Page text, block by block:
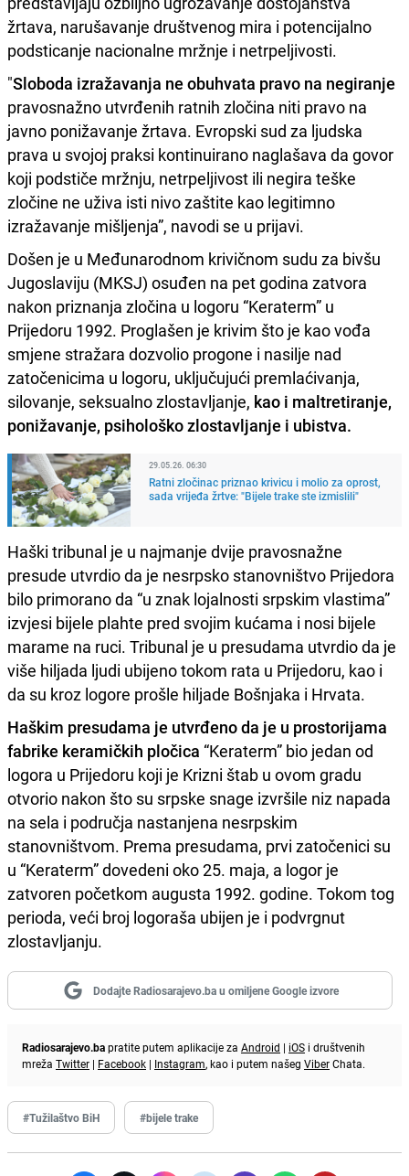
žrtava, narušavanje društvenog mira i potencijalno
podsticanje nacionalne mržnje i netrpeljivosti.
"Sloboda izražavanja ne obuhvata pravo na negiranje
pravosnažno utvrđenih ratnih zločina niti pravo na
javno ponižavanje žrtava. Evropski sud za ljudska
prava u svojoj praksi kontinuirano naglašava da govor
koji podstiče mržnju, netrpeljivost ili negira teške
zločine ne uživa isti nivo zaštite kao legitimno
izražavanje mišljenja”, navodi se u prijavi.
Došen je u Međunarodnom krivičnom sudu za bivšu
Jugoslaviju (MKSJ) osuđen na pet godina zatvora
nakon priznanja zločina u logoru “Keraterm” u
Prijedoru 1992. Proglašen je krivim što je kao vođa
smjene stražara dozvolio progone i nasilje nad
zatočenicima u logoru, uključujući premlaćivanja,
silovanje, seksualno zlostavljanje, kao i maltretiranje,
ponižavanje, psihološko zlostavljanje i ubistva.
29.05.26. 06:30
Ratni zločinac priznao krivicu i molio za oprost,
sada vrijeđa žrtve: "Bijele trake ste izmislili"
Haški tribunal je u najmanje dvije pravosnažne
presude utvrdio da je nesrpsko stanovništvo Prijedora
bilo primorano da “u znak lojalnosti srpskim vlastima”
izvjesi bijele plahte pred svojim kućama i nosi bijele
marame na ruci. Tribunal je u presudama utvrdio da je
više hiljada ljudi ubijeno tokom rata u Prijedoru, kao i
da su kroz logore prošle hiljade Bošnjaka i Hrvata.
Haškim presudama je utvrđeno da je u prostorijama
fabrike keramičkih pločica “Keraterm” bio jedan od
logora u Prijedoru koji je Krizni štab u ovom gradu
otvorio nakon što su srpske snage izvršile niz napada
na sela i područja nastanjena nesrpskim
stanovništvom. Prema presudama, prvi zatočenici su
u “Keraterm” dovedeni oko 25. maja, a logor je
zatvoren početkom augusta 1992. godine. Tokom tog
perioda, veći broj logoraša ubijen je i podvrgnut
zlostavljanju.
Dodajte Radiosarajevo.ba u omiljene Google izvore
Radiosarajevo.bapratite putem aplikacije za Android | iOS i društvenih
mreža Twitter | Facebook | Instagram, kao i putem našeg ViberChata.
#Tužilaštvo BiH #bijele trake